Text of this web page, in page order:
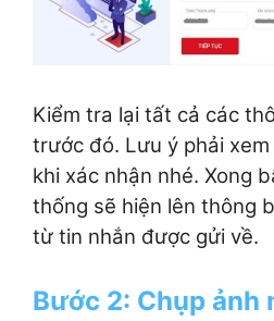
Kiểm tra lại tất cả các
trước đó. Lưu ý phải
khi xác nhận nhé. Xong
thống sẽ hiện lên thông
từ tin nhắn được gửi về.
Bước 2: Chụp ảnh